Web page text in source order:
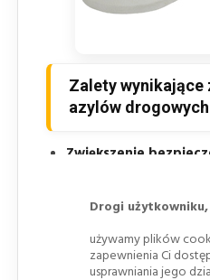
Drogi użytkowniku,
używamy plików
zapewnienia Ci
usprawniania jego
Zalety wynikające
azylów
Zwiększenie
ograniczenie
dostosowania
Prosty i trwały